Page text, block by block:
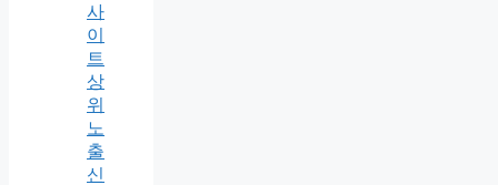
사
이
트
상
위
노
출
신